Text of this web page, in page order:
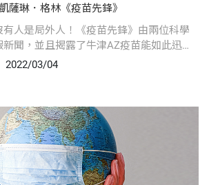
薩琳．格林《疫苗先鋒》
人是局外人！《疫苗先鋒》由兩位科學
聞，並且揭露了牛津AZ疫苗能如此迅速
2022/03/04